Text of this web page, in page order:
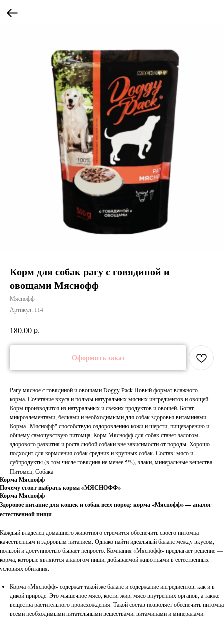
Корм для собак рагу с говядиной и
овощами Мяснофф
Мяснофф
Артикул: 114
180,00р.
Оформить заказ
Рагу мясное с говядиной и овощами Doggy Pack Новый формат влажного
корма. Сочетание вкуса и пользы натуральных мясных ингредиентов и овощей.
Корм производится из натуральных и свежих продуктов и овощей. Богат
микроэлементами, белками и необходимыми для собак здоровья витаминами.
Корма "Мяснофф" способствую оздоровлению кожи и шерсти, пищеварению и
общему самочувствую питомца. Корм Мяснофф для собак станет залогом
здорового развития и роста любой собаки вне зависимости от породы. Хорошо
подходит для кормления собак средних и крупных собак. Состав: мясо и
субпродукты (в том числе говядина не менее 5%), злаки, минеральные вещества.
Питомец: Собака
Корма Мяснофф
Почему стоит выбрать корма «МЯСНОФФ»
Корма Мяснофф
Здоровое питание для кошек и собак всех пород: корма «Мяснофф» — аналог
естественной пищи
Каждый владелец домашнего животного стремится обеспечить своего питомца
качественным и здоровым питанием. Однако найти идеальный баланс между вкусом,
пользой и доступностью бывает непросто. Компания «Мяснофф» предлагает решение —
корма, которые являются аналогом пищи, добываемой животными в естественных
условиях обитания.
Корма «Мяснофф» содержат такой же баланс и содержание ингредиентов, как и в
дикой природе. Это мышечное мясо, кости, жир, мясо внутренних органов, а также
вещества растительного происхождения. Такой состав позволяет обеспечить питомца
всеми необходимыми питательными веществами, витаминами и минералами.